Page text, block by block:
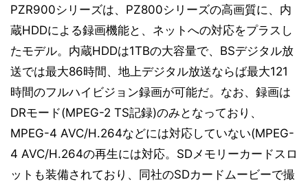
PZR900シリーズは、PZ800シリーズの高画質に、内
蔵HDDによる録画機能と、ネットへの対応をプラスし
たモデル。内蔵HDDは1TBの大容量で、BSデジタル放
送では最大86時間、地上デジタル放送ならば最大121
時間のフルハイビジョン録画が可能だ。なお、録画は
DRモード(MPEG-2 TS記録)のみとなっており、
MPEG-4 AVC/H.264などには対応していない(MPEG-
4 AVC/H.264の再生には対応。SDメモリーカードスロ
ットも装備されており、同社のSDカードムービーで撮